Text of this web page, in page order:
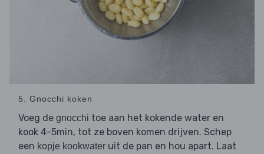
5. Gnocchi koken
Voeg de gnocchi toe aan het kokende water en
kook 4-5min, tot ze boven komen drijven. Schep
een kopje kookwater uit de pan en hou apart. Laat